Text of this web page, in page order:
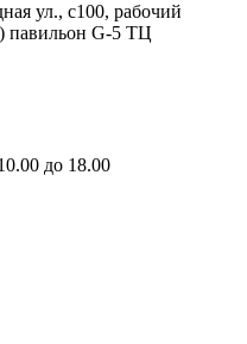
ул., с100, рабочий
павильон G-5 ТЦ
до 18.00